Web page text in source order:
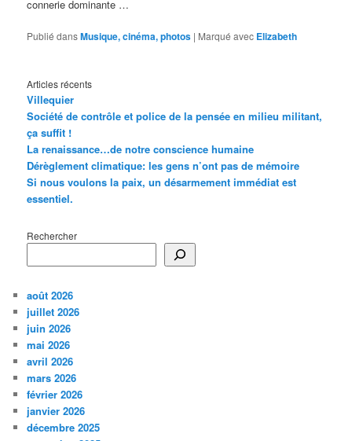
connerie dominante …
Publié dansMusique, cinéma, photos | Marqué avec Elizabeth
Articles récents
Villequier
Société de contrôle et police de la pensée en milieu militant,
ça suffit !
La renaissance…de notre conscience humaine
Dérèglement climatique: les gens n’ont pas de mémoire
Si nous voulons la paix, un désarmement immédiat est
essentiel.
Rechercher
août 2026
juillet 2026
juin 2026
mai 2026
avril 2026
mars 2026
février 2026
janvier 2026
décembre 2025